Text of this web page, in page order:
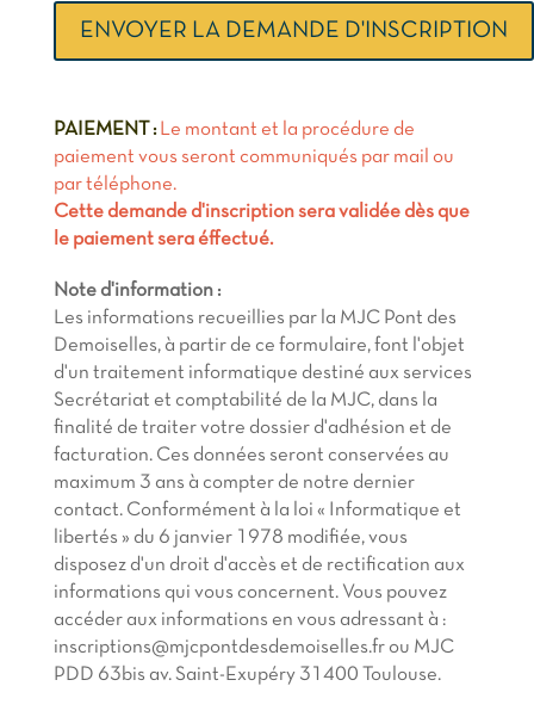
PAIEMENT :Le montant et la procédure de
paiement vous seront communiqués par mail ou
par téléphone.
Cette demande d'inscription sera validée dès que
le paiement sera éffectué.
Note d'information :
Les informations recueillies par la MJC Pont des
Demoiselles, à partir de ce formulaire, font l'objet
d'un traitement informatique destiné aux services
Secrétariat et comptabilité de la MJC, dans la
finalité de traiter votre dossier d'adhésion et de
facturation. Ces données seront conservées au
maximum 3 ans à compter de notre dernier
contact. Conformément à la loi « Informatique et
libertés » du 6 janvier 1978 modifiée, vous
disposez d'un droit d'accès et de rectification aux
informations qui vous concernent. Vous pouvez
accéder aux informations en vous adressant à :
inscriptions@mjcpontdesdemoiselles.fr ou MJC
PDD 63bis av. Saint-Exupéry 31400 Toulouse.